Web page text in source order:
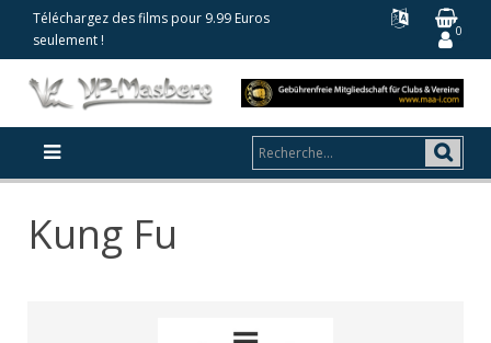
Téléchargez des films pour 9.99 Euros
seulement !
0
Kung Fu